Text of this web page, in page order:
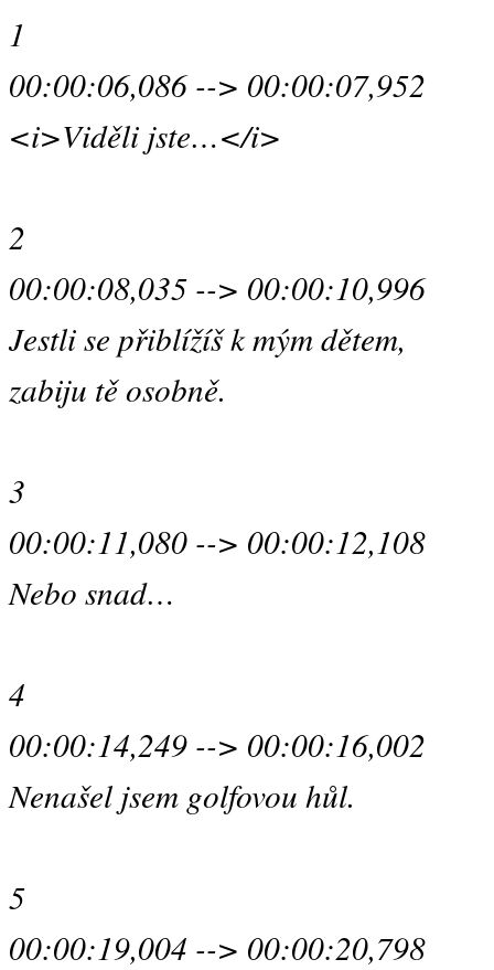
1
00:00:06,086 --> 00:00:07,952
<i>Viděli jste…</i>
2
00:00:08,035 --> 00:00:10,996
Jestli se přiblížíš k mým dětem,
zabiju tě osobně.
3
00:00:11,080 --> 00:00:12,108
Nebo snad…
4
00:00:14,249 --> 00:00:16,002
Nenašel jsem golfovou hůl.
5
00:00:19,004 --> 00:00:20,798